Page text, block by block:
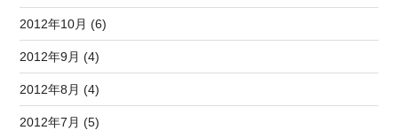
2012年10月 (6)
2012年9月 (4)
2012年8月 (4)
2012年7月 (5)